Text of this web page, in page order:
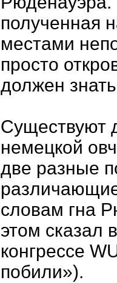
полученная
местами
просто
должен
Существуют
немецкой
две разные
словам гна
этом сказал
конгрессе
побили»).